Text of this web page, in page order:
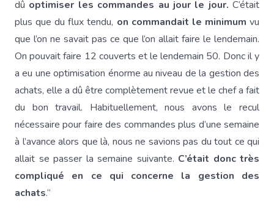
dû optimiser les commandes au jour le jour. C’était
plus que du flux tendu, on commandait le minimum vu
que l’on ne savait pas ce que l’on allait faire le lendemain.
On pouvait faire 12 couverts et le lendemain 50. Donc il y
a eu une optimisation énorme au niveau de la gestion des
achats, elle a dû être complètement revue et le chef a fait
du bon travail. Habituellement, nous avons le recul
nécessaire pour faire des commandes plus d’une semaine
à l’avance alors que là, nous ne savions pas du tout ce qui
allait se passer la semaine suivante. C’était donc très
compliqué en ce qui concerne la gestion des
achats.“